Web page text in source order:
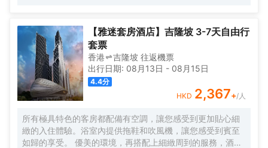
僅僅是逗留，找到一種生活，工作和娛樂的生活方式。
【雅迷套房酒店】吉隆坡 3-7天自由行
套票
香港 吉隆坡 往返機票
出行日期: 08月13日 - 08月15日
4.4分
HKD 2,367+/人
所有極具特色的客房都配備有空調，讓您感受到更加貼心細
緻的入住體驗。浴室內提供拖鞋和吹風機，讓您感受到賓至
如歸的享受。 優美的環境，再搭配上細緻周到的服務，酒店